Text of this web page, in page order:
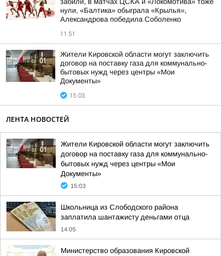
нули, «Балтика» обыграла «Крылья»,
Александрова победила Соболенко
11:51
Жители Кировской области могут заключить
договор на поставку газа для коммунально-
бытовых нужд через центры «Мои
Документы»
15:03
ЛЕНТА НОВОСТЕЙ
Жители Кировской области могут заключить
договор на поставку газа для коммунально-
бытовых нужд через центры «Мои
Документы»
15:03
Школьница из Слободского района
заплатила шантажисту деньгами отца
14:05
Министерство образования Кировской